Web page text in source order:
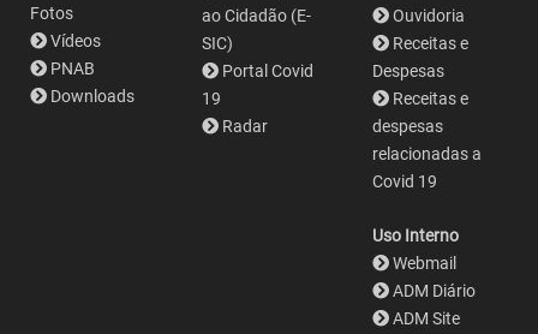
Fotos
Vídeos
PNAB
Downloads
ao Cidadão (E-
SIC)
Portal Covid
19
Radar
Ouvidoria
Receitas e
Despesas
Receitas e
despesas
relacionadas a
Covid 19
Uso Interno
Webmail
ADM Diário
ADM Site